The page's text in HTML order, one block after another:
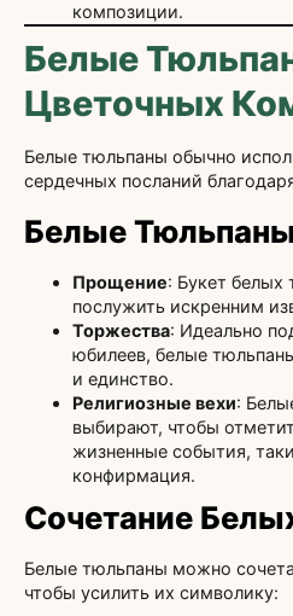
композиции.
Белые
Цветочных
Белые тюльпаны обычно
сердечных посланий
Белые
Прощение: Букет
послужить искренним
Торжества: Идеально
юбилеев, белые
и единство.
Религиозные вехи:
выбирают, чтобы
жизненные события,
конфирмация.
Сочетание
Белые тюльпаны можно
чтобы усилить их символику: